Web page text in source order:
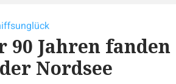
90 Jahren
Nordsee